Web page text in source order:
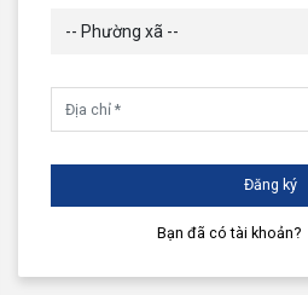
-- Phường xã --
Đăng ký
Bạn đã có tài khoản?